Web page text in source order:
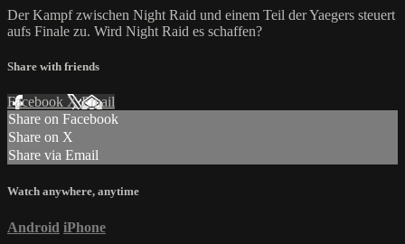
Der Kampf zwischen Night Raid und einem Teil der Yaegers steuert
aufs Finale zu. Wird Night Raid es schaffen?
Share with friends
Facebook XEmail
Share on Facebook
Share on X
Share via Email
Watch anywhere, anytime
Android iPhone